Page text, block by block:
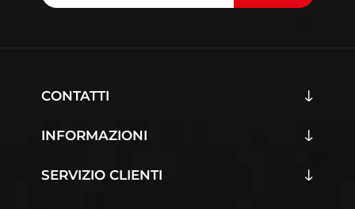
CONTATTI
INFORMAZIONI
SERVIZIO CLIENTI